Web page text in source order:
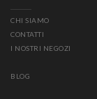
CHI SIAMO
CONTATTI
I NOSTRI NEGOZI
BLOG